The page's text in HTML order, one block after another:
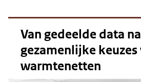
Van gedeelde data
gezamenlijke
warmtenetten